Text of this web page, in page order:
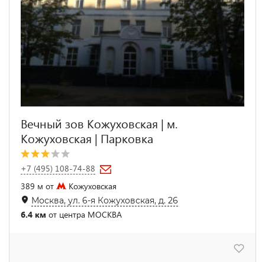
Вечный зов Кожуховская | м.
Кожуховская | Парковка
+7 (495) 108-74-88
389 м от
Кожуховская
Москва, ул. 6-я Кожуховская, д. 26
6.4 км от центра МОСКВА